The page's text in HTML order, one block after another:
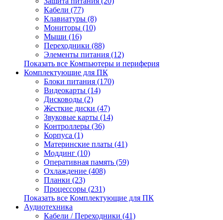
Кабели (77)
Клавиатуры (8)
Мониторы (10)
Мыши (16)
Переходники (88)
Элементы питания (12)
Показать все Компьютеры и периферия
Комплектующие для ПК
Блоки питания (170)
Видеокарты (14)
Дисководы (2)
Жесткие диски (47)
Звуковые карты (14)
Контроллеры (36)
Корпуса (1)
Материнские платы (41)
Моддинг (10)
Оперативная память (59)
Охлаждение (408)
Планки (23)
Процессоры (231)
Показать все Комплектующие для ПК
Аудиотехника
Кабели / Переходники (41)